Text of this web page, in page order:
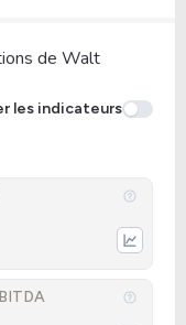
de Walt
les indicateurs